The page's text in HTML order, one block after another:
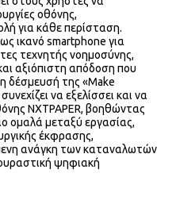
οθόνης,
για κάθε περίσταση.
ικανό smartphone για
τεχνητής νοημοσύνης,
αξιόπιστη απόδοση που
δέσμευσή της «Make
να εξελίσσει και να
NXTPAPER, βοηθώντας
ομαλά μεταξύ εργασίας,
έκφρασης,
ανάγκη των καταναλωτών
ψηφιακή